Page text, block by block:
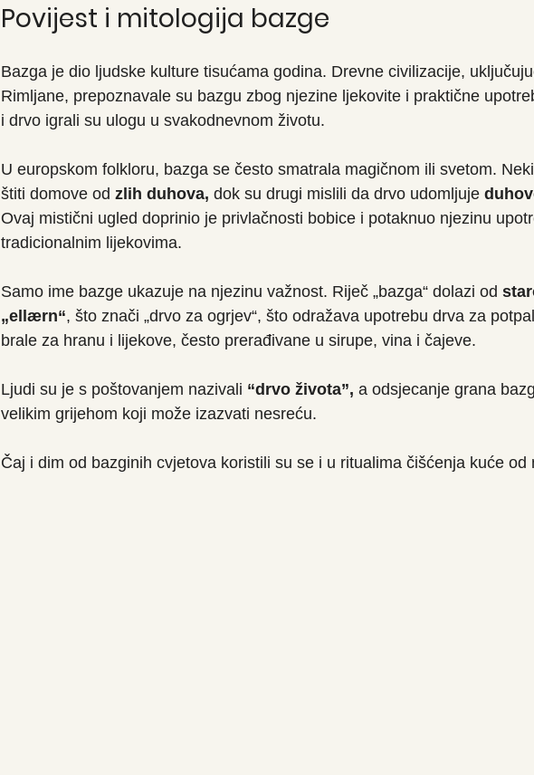
Povijest i mitologija bazge
Bazga je dio ljudske kulture tisućama godina. Drevne civilizacije,
Rimljane, prepoznavale su bazgu zbog njezine ljekovite i praktične
i drvo igrali su ulogu u svakodnevnom životu.
U europskom folkloru, bazga se često smatrala magičnom ili svetom.
štiti domove od zlih duhova, dok su drugi mislili da drvo udomljuje
Ovaj mistični ugled doprinio je privlačnosti bobice i potaknuo njezinu
tradicionalnim lijekovima.
Samo ime bazge ukazuje na njezinu važnost. Riječ „bazga“ dolazi od
„ellærn“, što znači „drvo za ogrjev“, što odražava upotrebu drva za
brale za hranu i lijekove, često prerađivane u sirupe, vina i čajeve.
Ljudi su je s poštovanjem nazivali “drvo života”, a odsjecanje grana
velikim grijehom koji može izazvati nesreću.
Čaj i dim od bazginih cvjetova koristili su se i u ritualima čišćenja kuće od